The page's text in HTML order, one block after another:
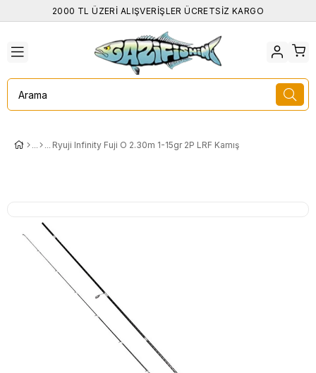
2000 TL ÜZERİ ALIŞVERİŞLER ÜCRETSİZ KARGO
Ryuji Infinity Fuji O 2.30m 1-15gr 2P LRF Kamış